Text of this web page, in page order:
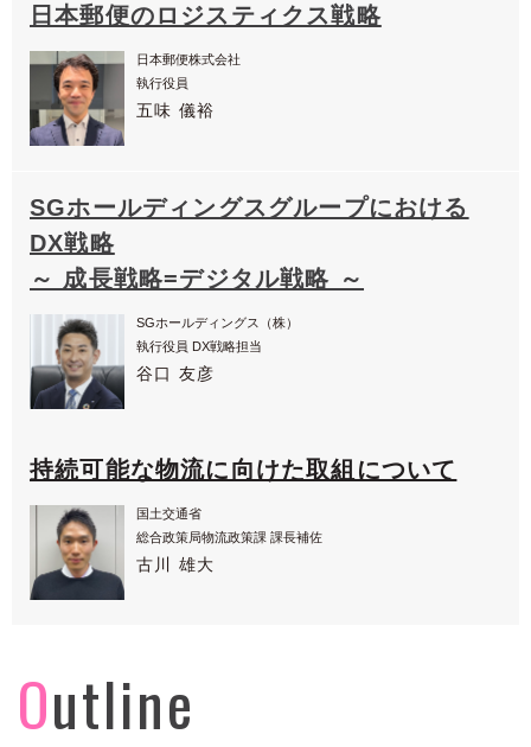
日本郵便のロジスティクス戦略
日本郵便株式会社
執行役員
五味 儀裕
SGホールディングスグループにおける
DX戦略
～ 成長戦略=デジタル戦略 ～
SGホールディングス（株）
執行役員 DX戦略担当
谷口 友彦
持続可能な物流に向けた取組について
国土交通省
総合政策局物流政策課 課長補佐
古川 雄大
Outline